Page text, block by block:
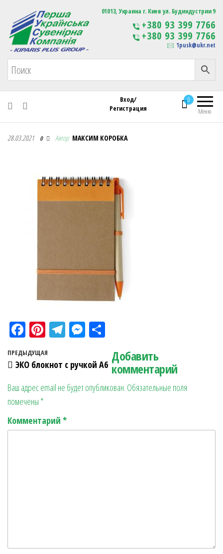
Первая Украинская Сувенирная Компания Изготовление
сувенирной продукции
с логотипом
01013, Украина г. Киев ул. Будиндустрии 9
+380 93 399 7766
+380 93 399 7766
1pusk@ukr.net
Меню
0
Вход/
Регистрация
Первая Украинская Сувенирная Компания
28.03.2021 0 Автор МАКСИМ КОРОБКА
Fa
ce
bo
Pi
nt
er
t
Te
gr
a
m
M
se
ge
ра
в
ит
Навигация по записям
Предыдущая запись
ПРЕДЫДУЩАЯ
ЭКО блокнот с ручкой А6
Добавить
комментарий
Ваш адрес email не будет опубликован. Обязательные поля
помечены *
Комментарий *